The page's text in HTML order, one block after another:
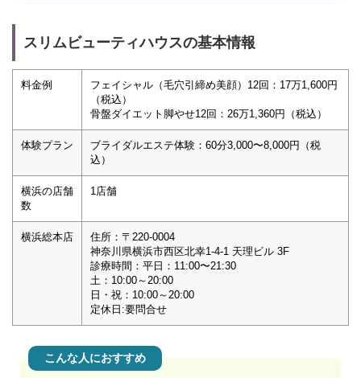
スリムビューティハウスの基本情報
料金例
フェイシャル（毛穴引締め美顔）12回：17万1,600円
（税込）
骨盤ダイエット脚やせ12回：26万1,360円（税込）
体験プラン
ブライダルエステ体験：60分3,000〜8,000円（税
込）
横浜の店舗
数
1店舗
横浜総本店
住所：〒220-0004
神奈川県横浜市西区北幸1-4-1 天理ビル 3F
診療時間：平日：11:00〜21:30
土：10:00～20:00
日・祝：10:00～20:00
定休日:要問合せ
こんな人におすすめ